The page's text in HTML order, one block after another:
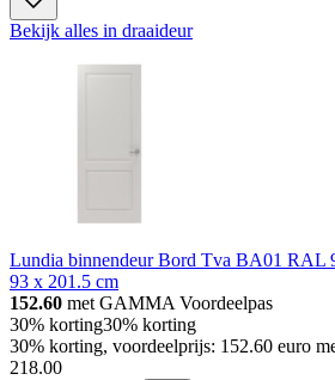
Bekijk alles in draaideur
Lundia binnendeur Bord Tva BA01 RAL
93 x 201.5 cm
152.60 met GAMMA Voordeelpas
30% korting30% korting
30% korting, voordeelprijs: 152.60 euro
218.00